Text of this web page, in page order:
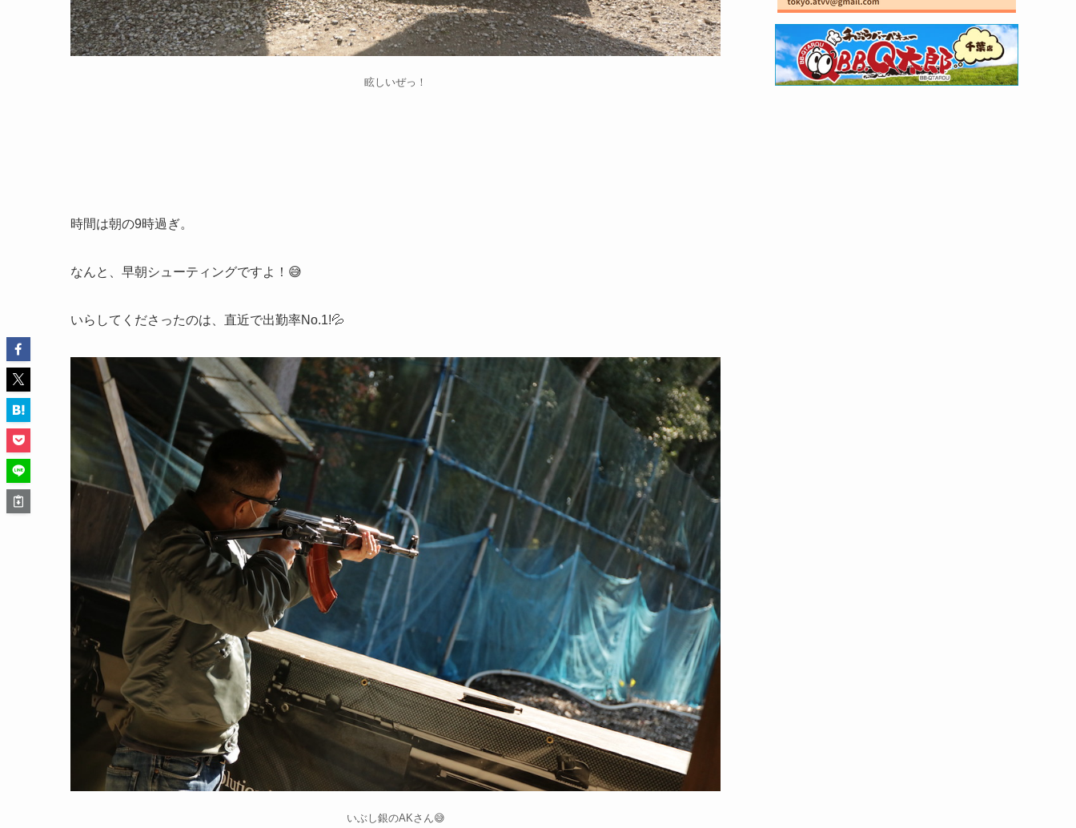
眩しいぜっ！
時間は朝の9時過ぎ。
なんと、早朝シューティングですよ！😅
いらしてくださったのは、直近で出勤率No.1!💦
いぶし銀のAKさん😅